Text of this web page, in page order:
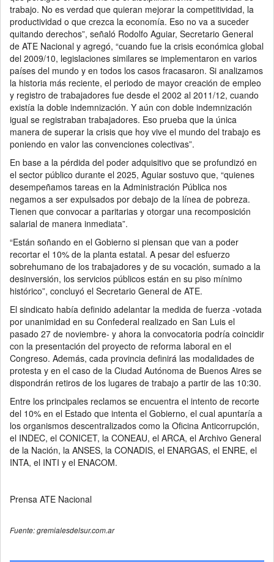
trabajo. No es verdad que quieran mejorar la competitividad, la
productividad o que crezca la economía. Eso no va a suceder
quitando derechos”, señaló Rodolfo Aguiar, Secretario General
de ATE Nacional y agregó, “cuando fue la crisis económica global
del 2009/10, legislaciones similares se implementaron en varios
países del mundo y en todos los casos fracasaron. Si analizamos
la historia más reciente, el periodo de mayor creación de empleo
y registro de trabajadores fue desde el 2002 al 2011/12, cuando
existía la doble indemnización. Y aún con doble indemnización
igual se registraban trabajadores. Eso prueba que la única
manera de superar la crisis que hoy vive el mundo del trabajo es
poniendo en valor las convenciones colectivas”.
En base a la pérdida del poder adquisitivo que se profundizó en
el sector público durante el 2025, Aguiar sostuvo que, “quienes
desempeñamos tareas en la Administración Pública nos
negamos a ser expulsados por debajo de la línea de pobreza.
Tienen que convocar a paritarias y otorgar una recomposición
salarial de manera inmediata”.
“Están soñando en el Gobierno si piensan que van a poder
recortar el 10% de la planta estatal. A pesar del esfuerzo
sobrehumano de los trabajadores y de su vocación, sumado a la
desinversión, los servicios públicos están en su piso mínimo
histórico”, concluyó el Secretario General de ATE.
El sindicato había definido adelantar la medida de fuerza -votada
por unanimidad en su Confederal realizado en San Luis el
pasado 27 de noviembre- y ahora la convocatoria podría coincidir
con la presentación del proyecto de reforma laboral en el
Congreso. Además, cada provincia definirá las modalidades de
protesta y en el caso de la Ciudad Autónoma de Buenos Aires se
dispondrán retiros de los lugares de trabajo a partir de las 10:30.
Entre los principales reclamos se encuentra el intento de recorte
del 10% en el Estado que intenta el Gobierno, el cual apuntaría a
los organismos descentralizados como la Oficina Anticorrupción,
el INDEC, el CONICET, la CONEAU, el ARCA, el Archivo General
de la Nación, la ANSES, la CONADIS, el ENARGAS, el ENRE, el
INTA, el INTI y el ENACOM.
Prensa ATE Nacional
Fuente: gremialesdelsur.com.ar